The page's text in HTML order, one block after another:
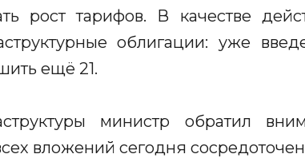
рост тарифов. В качестве
облигации: уже
ещё 21.
министр обратил
вложений сегодня